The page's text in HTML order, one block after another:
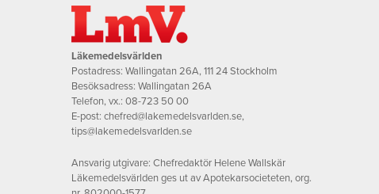
Läkemedelsvärlden
Postadress: Wallingatan 26A, 111 24 Stockholm
Besöksadress: Wallingatan 26A
Telefon, vx.: 08-723 50 00
E-post: chefred@lakemedelsvarlden.se,
tips@lakemedelsvarlden.se
Ansvarig utgivare: Chefredaktör Helene Wallskär
Läkemedelsvärlden ges ut av Apotekarsocieteten, org.